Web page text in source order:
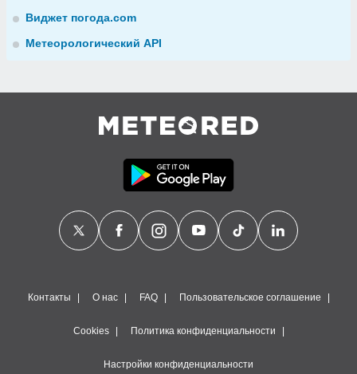
Виджет погода.com
Метеорологический API
Контакты О нас FAQ Пользовательское соглашение
Cookies Политика конфиденциальности
Настройки конфиденциальности